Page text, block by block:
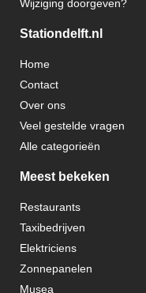
Wijziging doorgeven?
Stationdelft.nl
Home
Contact
Over ons
Veel gestelde vragen
Alle categorieën
Meest bekeken
Restaurants
Taxibedrijven
Elektriciens
Zonnepanelen
Musea